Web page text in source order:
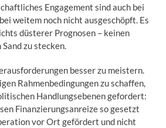
Engagement sind auch bei
weitem noch nicht ausgeschöpft. Es
düsterer Prognosen – keinen
zu stecken.
besser zu meistern.
Rahmenbedingungen zu schaffen,
Handlungsebenen gefordert:
Finanzierungsanreize so gesetzt
vor Ort gefördert und nicht